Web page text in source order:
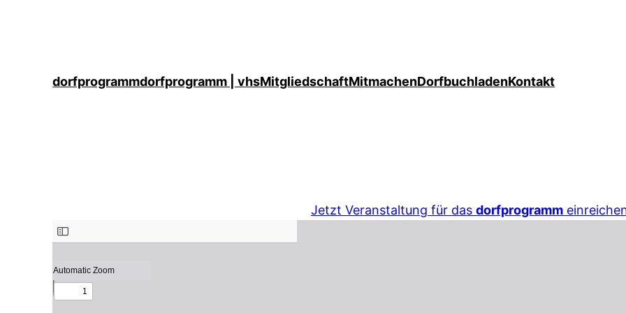
dorfprogrammdorfprogramm | vhsMitgliedschaftMitmachenDorfbuchladenKontakt
Jetzt Veranstaltung für das dorfprogramm